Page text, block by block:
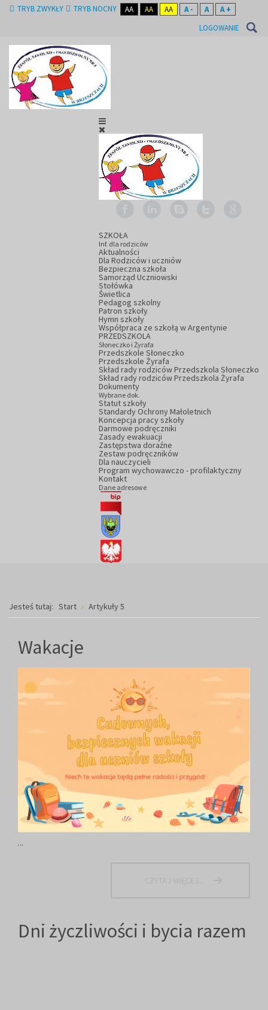
TRYB ZWYKŁY TRYB NOCNY AA AA AA A - A
A +
LOGOWANIE
SZKOŁA
Inf. dla rodziców
Aktualności
Dla Rodziców i uczniów
Bezpieczna szkoła
Samorząd Uczniowski
Stołówka
Świetlica
Pedagog szkolny
Patron szkoły
Hymn szkoły
Współpraca ze szkołą w Argentynie
PRZEDSZKOLA
Słoneczko i Żyrafa
Przedszkole Słoneczko
Przedszkole Żyrafa
Skład rady rodziców Przedszkola Słoneczko
Skład rady rodziców Przedszkola Żyrafa
Dokumenty
Wybrane dok.
Statut szkoły
Standardy Ochrony Małoletnich
Koncepcja pracy szkoły
Darmowe podręczniki
Zasady ewakuacji
Zastępstwa doraźne
Zestaw podręczników
Dla nauczycieli
Program wychowawczo - profilaktyczny
Kontakt
Dane adresowe
Jesteś tutaj: Start Artykuły 5
Wakacje
...
Dni życzliwości i bycia razem